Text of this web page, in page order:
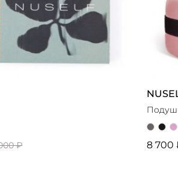
₽ 8 700